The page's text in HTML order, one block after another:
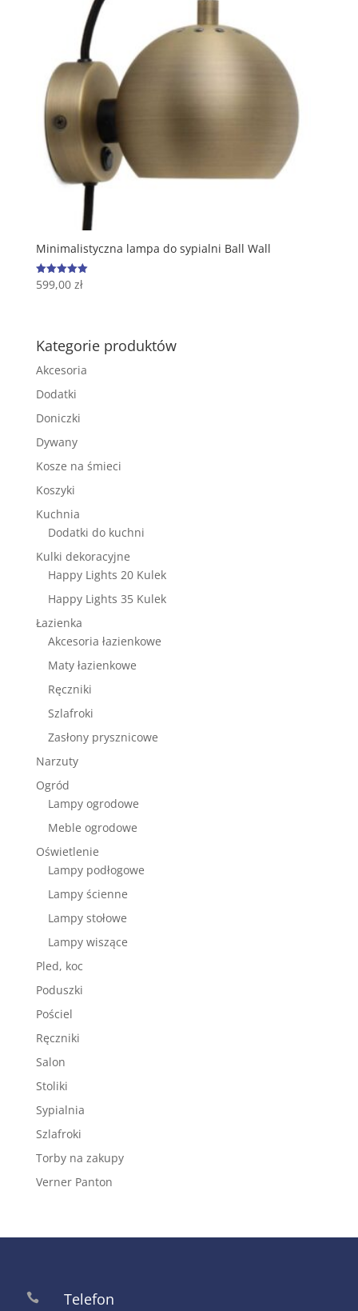
Minimalistyczna lampa do sypialni Ball Wall
Oceniono
5.00
599,00 zł
Kategorie produktów
Akcesoria
Dodatki
Doniczki
Dywany
Kosze na śmieci
Koszyki
Kuchnia
Dodatki do kuchni
Kulki dekoracyjne
Happy Lights 20 Kulek
Happy Lights 35 Kulek
Łazienka
Akcesoria łazienkowe
Maty łazienkowe
Ręczniki
Szlafroki
Zasłony prysznicowe
Narzuty
Ogród
Lampy ogrodowe
Meble ogrodowe
Oświetlenie
Lampy podłogowe
Lampy ścienne
Lampy stołowe
Lampy wiszące
Pled, koc
Poduszki
Pościel
Ręczniki
Salon
Stoliki
Sypialnia
Szlafroki
Torby na zakupy
Verner Panton
 Telefon